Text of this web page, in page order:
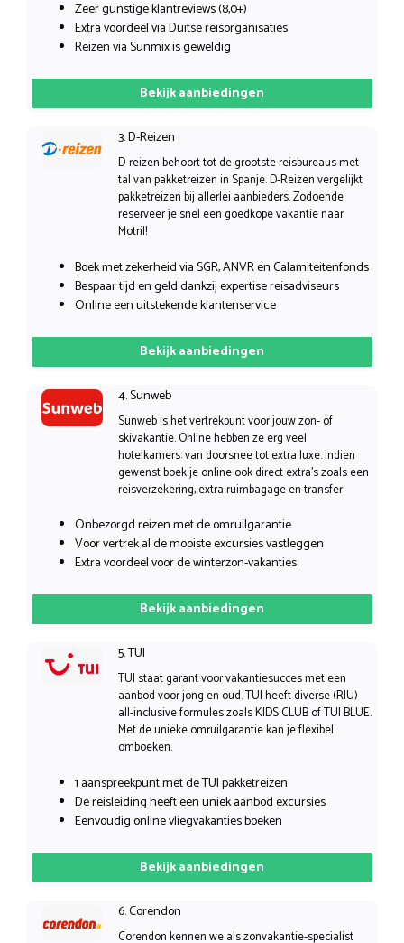
Zeer gunstige klantreviews (8,0+)
Extra voordeel via Duitse reisorganisaties
Reizen via Sunmix is geweldig
Bekijk aanbiedingen
3. D-Reizen
D-reizen behoort tot de grootste reisbureaus met
tal van pakketreizen in Spanje. D-Reizen vergelijkt
pakketreizen bij allerlei aanbieders. Zodoende
reserveer je snel een goedkope vakantie naar
Motril!
Boek met zekerheid via SGR, ANVR en Calamiteitenfonds
Bespaar tijd en geld dankzij expertise reisadviseurs
Online een uitstekende klantenservice
Bekijk aanbiedingen
4. Sunweb
Sunweb is het vertrekpunt voor jouw zon- of
skivakantie. Online hebben ze erg veel
hotelkamers: van doorsnee tot extra luxe. Indien
gewenst boek je online ook direct extra’s zoals een
reisverzekering, extra ruimbagage en transfer.
Onbezorgd reizen met de omruilgarantie
Voor vertrek al de mooiste excursies vastleggen
Extra voordeel voor de winterzon-vakanties
Bekijk aanbiedingen
5. TUI
TUI staat garant voor vakantiesucces met een
aanbod voor jong en oud. TUI heeft diverse (RIU)
all-inclusive formules zoals KIDS CLUB of TUI BLUE.
Met de unieke omruilgarantie kan je flexibel
omboeken.
1 aanspreekpunt met de TUI pakketreizen
De reisleiding heeft een uniek aanbod excursies
Eenvoudig online vliegvakanties boeken
Bekijk aanbiedingen
6. Corendon
Corendon kennen we als zonvakantie-specialist